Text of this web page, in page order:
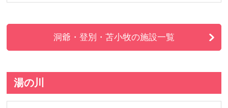
洞爺・登別・苫小牧の施設一覧
湯の川